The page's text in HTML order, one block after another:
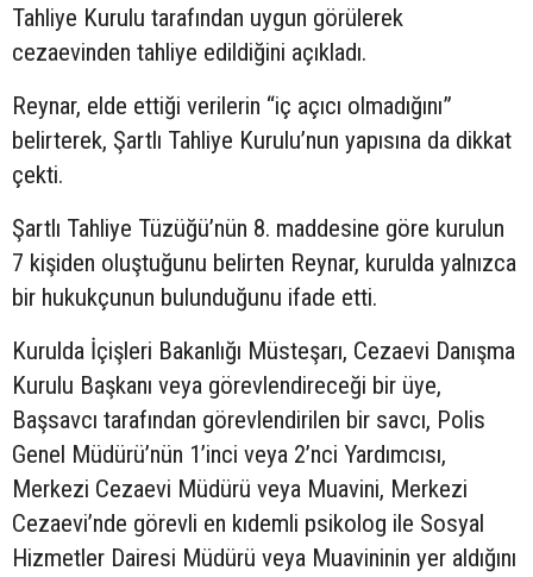
Tahliye Kurulu tarafından uygun görülerek
cezaevinden tahliye edildiğini açıkladı.
Reynar, elde ettiği verilerin “iç açıcı olmadığını”
belirterek, Şartlı Tahliye Kurulu’nun yapısına da dikkat
çekti.
Şartlı Tahliye Tüzüğü’nün 8. maddesine göre kurulun
7 kişiden oluştuğunu belirten Reynar, kurulda yalnızca
bir hukukçunun bulunduğunu ifade etti.
Kurulda İçişleri Bakanlığı Müsteşarı, Cezaevi Danışma
Kurulu Başkanı veya görevlendireceği bir üye,
Başsavcı tarafından görevlendirilen bir savcı, Polis
Genel Müdürü’nün 1’inci veya 2’nci Yardımcısı,
Merkezi Cezaevi Müdürü veya Muavini, Merkezi
Cezaevi’nde görevli en kıdemli psikolog ile Sosyal
Hizmetler Dairesi Müdürü veya Muavininin yer aldığını